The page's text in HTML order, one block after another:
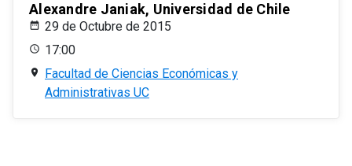
Alexandre Janiak, Universidad de Chile
29 de Octubre de 2015
17:00
Facultad de Ciencias Económicas y
Administrativas UC